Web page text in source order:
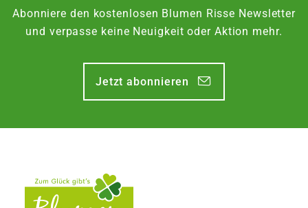
Abonniere den kostenlosen Blumen Risse Newsletter
und verpasse keine Neuigkeit oder Aktion mehr.
Jetzt abonnieren